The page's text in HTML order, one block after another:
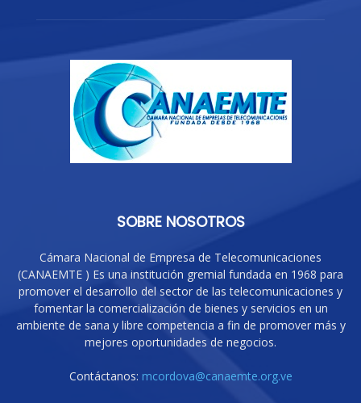
SOBRE NOSOTROS
Cámara Nacional de Empresa de Telecomunicaciones
(CANAEMTE ) Es una institución gremial fundada en 1968 para
promover el desarrollo del sector de las telecomunicaciones y
fomentar la comercialización de bienes y servicios en un
ambiente de sana y libre competencia a fin de promover más y
mejores oportunidades de negocios.
Contáctanos: mcordova@canaemte.org.ve